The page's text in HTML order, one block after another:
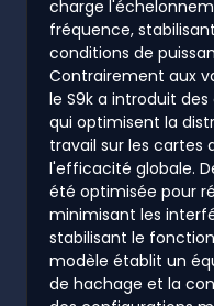
charge
fréquence,
conditions de
Contrairement aux
le S9k a introduit
qui optimisent la
travail sur les cartes
l'efficacité globale.
été optimisée pour
minimisant les
stabilisant le
modèle établit un
de hachage et la